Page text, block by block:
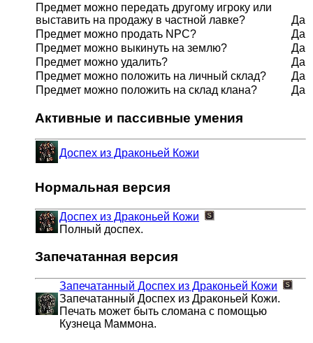
Предмет можно передать другому игроку или
выставить на продажу в частной лавке?
Да
Предмет можно продать NPC?
Да
Предмет можно выкинуть на землю?
Да
Предмет можно удалить?
Да
Предмет можно положить на личный склад?
Да
Предмет можно положить на склад клана?
Да
Активные и пассивные умения
Доспех из Драконьей Кожи
Нормальная версия
Доспех из Драконьей Кожи
Полный доспех.
Запечатанная версия
Запечатанный Доспех из Драконьей Кожи
Запечатанный Доспех из Драконьей Кожи.
Печать может быть сломана с помощью
Кузнеца Маммона.